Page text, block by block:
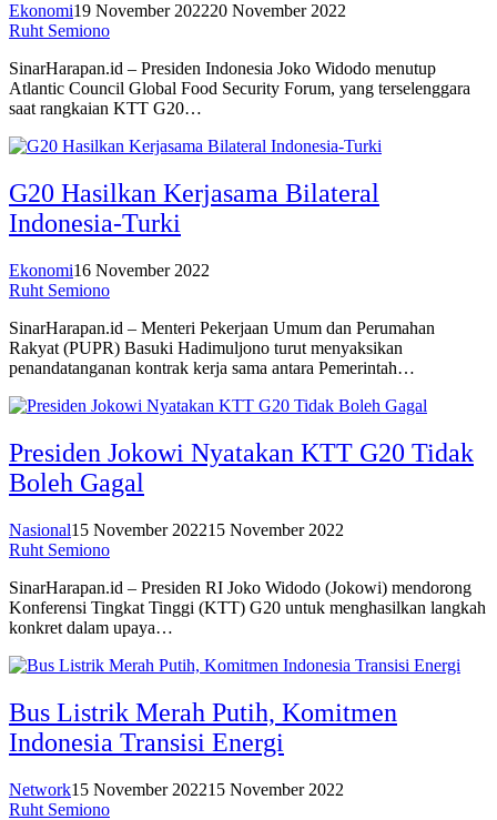
Ekonomi19 November 202220 November 2022
Ruht Semiono
SinarHarapan.id – Presiden Indonesia Joko Widodo menutup
Atlantic Council Global Food Security Forum, yang terselenggara
saat rangkaian KTT G20…
G20 Hasilkan Kerjasama Bilateral
Indonesia-Turki
Ekonomi16 November 2022
Ruht Semiono
SinarHarapan.id – Menteri Pekerjaan Umum dan Perumahan
Rakyat (PUPR) Basuki Hadimuljono turut menyaksikan
penandatanganan kontrak kerja sama antara Pemerintah…
Presiden Jokowi Nyatakan KTT G20 Tidak
Boleh Gagal
Nasional15 November 202215 November 2022
Ruht Semiono
SinarHarapan.id – Presiden RI Joko Widodo (Jokowi) mendorong
Konferensi Tingkat Tinggi (KTT) G20 untuk menghasilkan langkah
konkret dalam upaya…
Bus Listrik Merah Putih, Komitmen
Indonesia Transisi Energi
Network15 November 202215 November 2022
Ruht Semiono